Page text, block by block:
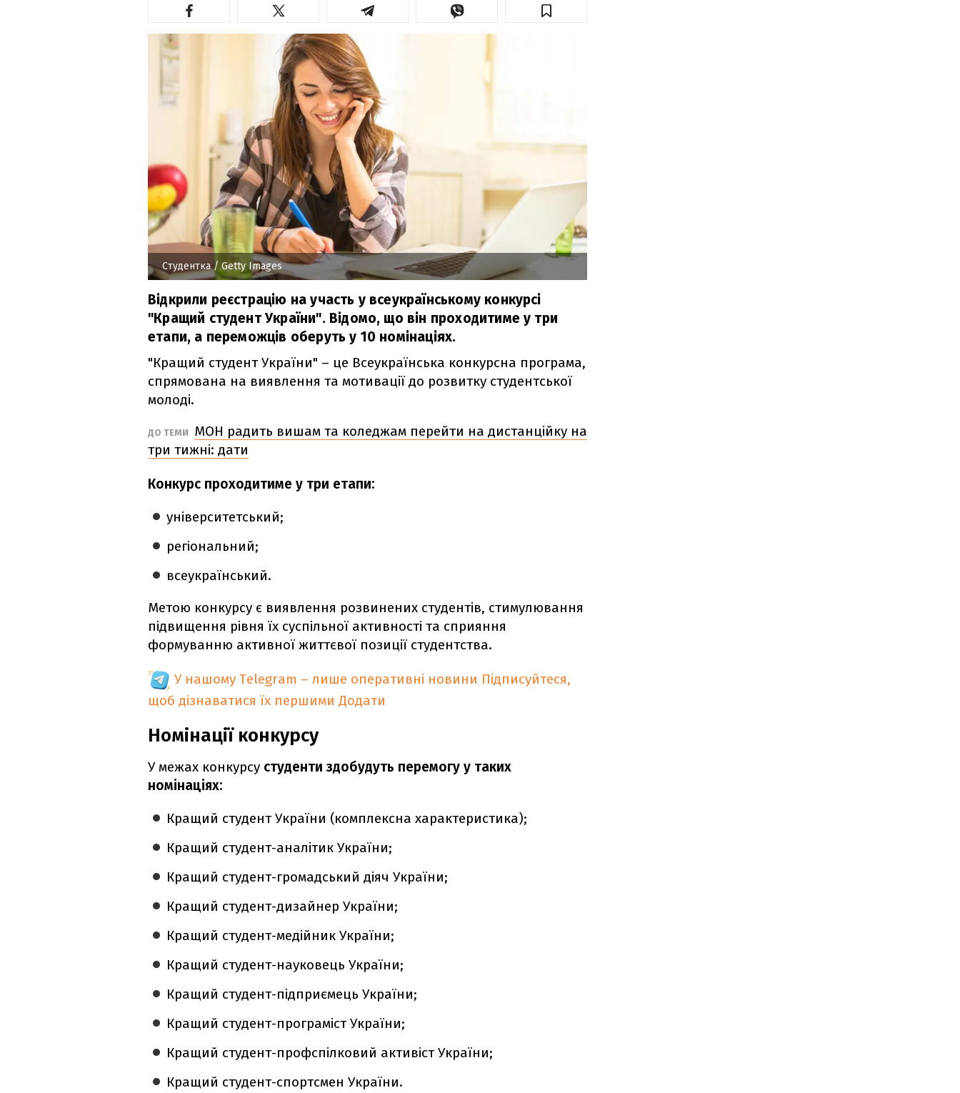
Студентка/ Getty Images
Відкрили реєстрацію на участь у всеукраїнському конкурсі
"Кращий студент України". Відомо, що він проходитиме у три
етапи, а переможців оберуть у 10 номінаціях.
"Кращий студент України" – це Всеукраїнська конкурсна програма,
спрямована на виявлення та мотивації до розвитку студентської
молоді.
ДО ТЕМИ
МОН радить вишам та коледжам перейти на дистанційку на
три тижні: дати
Конкурс проходитиме у три етапи:
університетський;
регіональний;
всеукраїнський.
Метою конкурсу є виявлення розвинених студентів, стимулювання
підвищення рівня їх суспільної активності та сприяння
формуванню активної життєвої позиції студентства.
У нашому Telegram – лише оперативні новини Підписуйтеся,
щоб дізнаватися їх першими Додати
Номінації конкурсу
У межах конкурсу студенти здобудуть перемогу у таких
номінаціях:
Кращий студент України (комплексна характеристика);
Кращий студент-аналітик України;
Кращий студент-громадський діяч України;
Кращий студент-дизайнер України;
Кращий студент-медійник України;
Кращий студент-науковець України;
Кращий студент-підприємець України;
Кращий студент-програміст України;
Кращий студент-профспілковий активіст України;
Кращий студент-спортсмен України.